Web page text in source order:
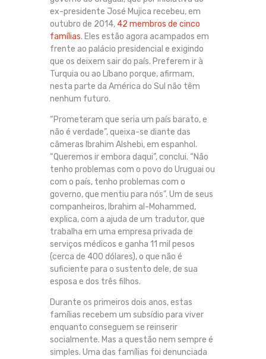
ex-presidente José Mujica recebeu, em
outubro de 2014, 42 membros de cinco
famílias. Eles estão agora acampados em
frente ao palácio presidencial e exigindo
que os deixem sair do país. Preferem ir à
Turquia ou ao Líbano porque, afirmam,
nesta parte da América do Sul não têm
nenhum futuro.
“Prometeram que seria um país barato, e
não é verdade”, queixa-se diante das
câmeras Ibrahim Alshebi, em espanhol.
“Queremos ir embora daqui”, conclui. “Não
tenho problemas com o povo do Uruguai ou
com o país, tenho problemas com o
governo, que mentiu para nós”. Um de seus
companheiros, Ibrahim al-Mohammed,
explica, com a ajuda de um tradutor, que
trabalha em uma empresa privada de
serviços médicos e ganha 11 mil pesos
(cerca de 400 dólares), o que não é
suficiente para o sustento dele, de sua
esposa e dos três filhos.
Durante os primeiros dois anos, estas
famílias recebem um subsídio para viver
enquanto conseguem se reinserir
socialmente. Mas a questão nem sempre é
simples. Uma das famílias foi denunciada